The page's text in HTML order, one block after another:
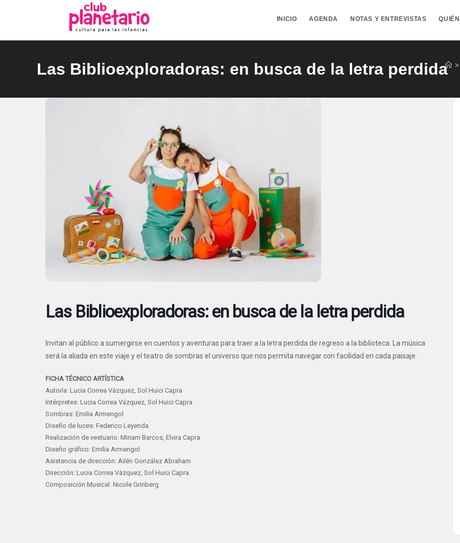
INICIO AGENDA NOTAS Y ENTREVISTAS
Las Biblioexploradoras: en busca de la letra perdida >
Las Biblioexploradoras: en busca de la letra perdida
Invitan al público a sumergirse en cuentos y aventuras para traer a la letra perdida de regreso a la biblioteca. La música
será la aliada en este viaje y el teatro de sombras el universo que nos permita navegar con facilidad en cada paisaje.
FICHA TÉCNICO ARTÍSTICA
Autoría: Lucia Correa Vázquez, Sol Huici Capra
Intérpretes: Lucia Correa Vázquez, Sol Huici Capra
Sombras: Emilia Armengol
Diseño de luces: Federico Leyenda
Realización de vestuario: Miriam Barcos, Elvira Capra
Diseño gráfico: Emilia Armengol
Asistencia de dirección: Ailén González Abraham
Dirección: Lucia Correa Vázquez, Sol Huici Capra
Composición Musical: Nicole Grinberg